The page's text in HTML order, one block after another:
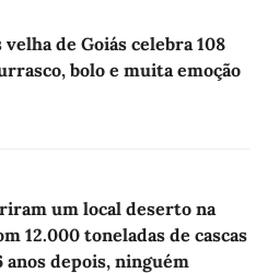
de Goiás celebra 108
bolo e muita emoção
um local deserto na
12.000 toneladas de cascas
anos depois, ninguém